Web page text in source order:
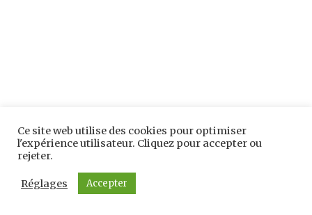
Ce site web utilise des cookies pour optimiser
l'expérience utilisateur. Cliquez pour accepter ou
rejeter.
Réglages Accepter